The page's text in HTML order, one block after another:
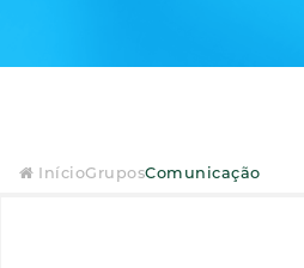
InícioGruposComunicação